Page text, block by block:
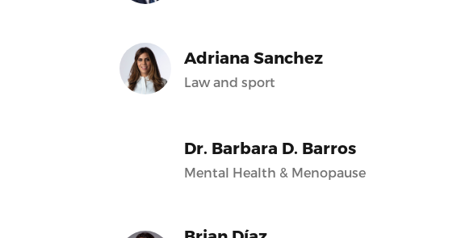
Adriana Sanchez
Law and sport
Dr. Barbara D. Barros
Mental Health & Menopause